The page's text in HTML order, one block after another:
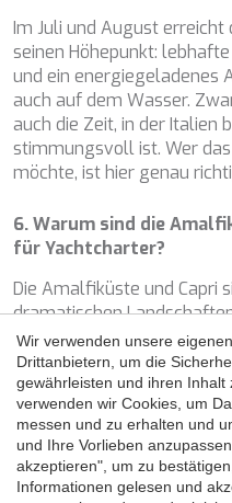
Im Juli und August
seinen Höhepunkt:
und ein energiegeladenes
auch auf dem Wasser.
auch die Zeit, in der Italien
stimmungsvoll ist. Wer
möchte, ist hier genau
6. Warum sind die
für Yachtcharter?
Die Amalfiküste und Capri
dramatischen
elegante, doch entspannte
Kalksteinfelsen zu ankern,
und in malerischen Orten
dinieren, gehört zu den
Mittelmeers. Capri
Faraglioni-Felsen und
Boutiquen und Restaurants.
Wir verwenden unsere
Drittanbietern, um die
gewährleisten und ihren
verwenden wir Cookies, um
messen und zu erhalten und
und Ihre Vorlieben
akzeptieren", um zu
Informationen gelesen und
Konfiguration